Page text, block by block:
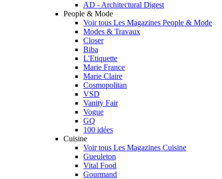
AD - Architectural Digest
People & Mode
Voir tous Les Magazines People & Mode
Modes & Travaux
Closer
Biba
L'Etiquette
Marie France
Marie Claire
Cosmopolitan
VSD
Vanity Fair
Vogue
GQ
100 idées
Cuisine
Voir tous Les Magazines Cuisine
Gueuleton
Vital Food
Gourmand